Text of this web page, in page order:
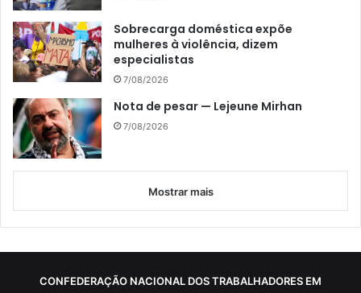
Sobrecarga doméstica expõe
mulheres à violência, dizem
especialistas
7/08/2026
Nota de pesar — Lejeune Mirhan
7/08/2026
Mostrar mais
CONFEDERAÇÃO NACIONAL DOS TRABALHADORES EM